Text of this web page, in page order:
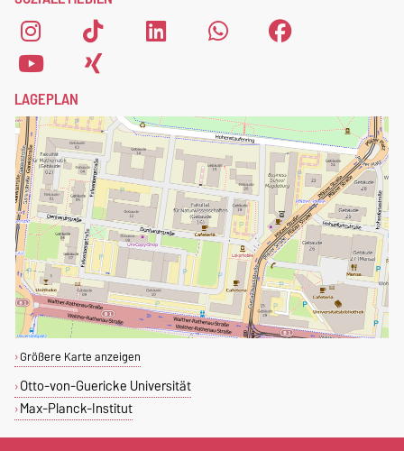
Magdeburg zu registrieren,
fülle einfach das
Anmeldeformular
LAGEPLAN
Größere Karte anzeigen
Otto-von-Guericke Universität
Max-Planck-Institut